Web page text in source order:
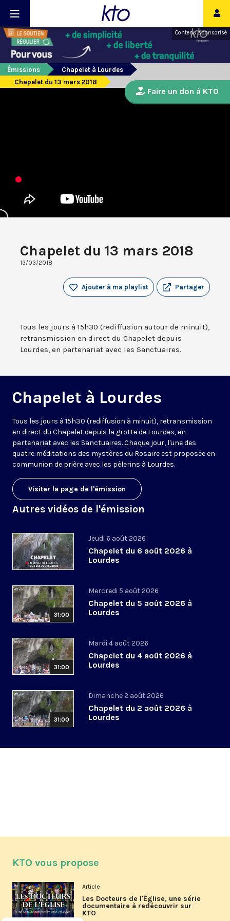
Contenu sponsorisé
Émissions
Chapelet à Lourdes
Chapelet du 13 mars 2018
Chapelet du 13 mars 2018
13/03/2018
Partager
Ajouter à ma playlist
Tous les jours à 15h30 (rediffusion autour de minuit),
retransmission en direct du Chapelet depuis
Lourdes, en partenariat avec les Sanctuaires.
Chapelet à Lourdes
Tous les jours à 15h30 (rediffusion à minuit), retransmission
en direct du Chapelet depuis la grotte de Lourdes, en
partenariat avec les Sanctuaires. Chaque jour, l'une des
quatre méditations des mystères du Rosaire est proposée en
communion de prière avec les pèlerins à Lourdes.
Visiter la page de l'émission
Autres vidéos de l'émission
Jeudi 6 août 2026
Chapelet du 6 août 2026 à
Lourdes
31:00
Mercredi 5 août 2026
Chapelet du 5 août 2026 à
Lourdes
31:00
Mardi 4 août 2026
Chapelet du 4 août 2026 à
Lourdes
31:00
Dimanche 2 août 2026
Chapelet du 2 août 2026 à
Lourdes
Faire un don à KTO
KTO vous propose
Article
Les Docteurs de l'Église, une série
documentaire à redécouvrir sur
KTO